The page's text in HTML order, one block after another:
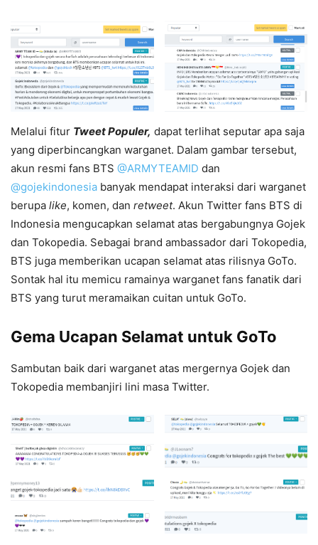
Melalui fitur Tweet Populer, dapat terlihat seputar apa saja
yang diperbincangkan warganet. Dalam gambar tersebut,
akun resmi fans BTS @ARMYTEAMID dan
@gojekindonesia banyak mendapat interaksi dari warganet
berupa like, komen, dan retweet. Akun Twitter fans BTS di
Indonesia mengucapkan selamat atas bergabungnya Gojek
dan Tokopedia. Sebagai brand ambassador dari Tokopedia,
BTS juga memberikan ucapan selamat atas rilisnya GoTo.
Sontak hal itu memicu ramainya warganet fans fanatik dari
BTS yang turut meramaikan cuitan untuk GoTo.
Gema Ucapan Selamat untuk GoTo
Sambutan baik dari warganet atas mergernya Gojek dan
Tokopedia membanjiri lini masa Twitter.